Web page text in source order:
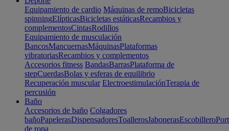
Equipamiento de cardio Máquinas de remoBicicletas
spinningElípticasBicicletas estáticasRecambios y
complementosCintasRodillos
Equipamiento de musculación
BancosMancuernasMáquinasPlataformas
vibratoriasRecambios y complementos
Accesorios fitness BandasBarrasPlataforma de
stepCuerdasBolas y esferas de equilibrio
Recuperación muscular ElectroestimulaciónTerapia de
percusión
Baño
Accesorios de baño Colgadores
bañoPapelerasDispensadoresToallerosJabonerasEscobillero
de ropa